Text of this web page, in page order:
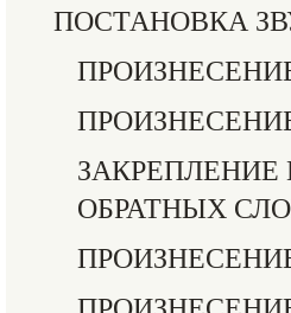
ПОСТАНОВКА
ОБРАТНЫХ